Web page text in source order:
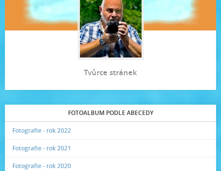
Tvůrce stránek
FOTOALBUM PODLE ABECEDY
Fotografie - rok 2022
Fotografie - rok 2021
Fotografie - rok 2020